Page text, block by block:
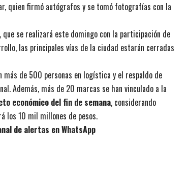
quien firmó autógrafos y se tomó fotografías con la
, que se realizará este domingo con la participación de
las principales vías de la ciudad estarán cerradas
más de 500 personas en logística y el respaldo de
Además, más de 20 marcas se han vinculado a la
económico del fin de semana, considerando
los 10 mil millones de pesos.
de alertas en WhatsApp